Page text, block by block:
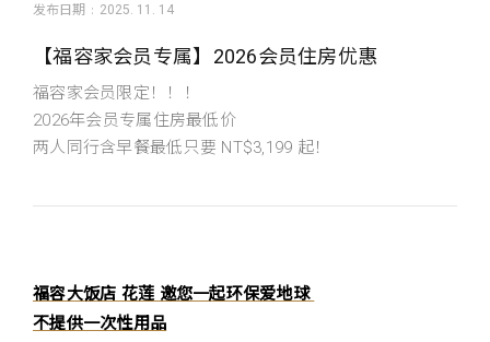
发布日期 2025. 11. 14
【福容家会员专属】2026会员住房优惠
福容家会员限定！！！
2026年会员专属住房最低价
两人同行含早餐最低只要 NT$3,199 起！
福容大饭店 花莲 邀您一起环保爱地球
不提供一次性用品